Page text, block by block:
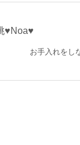
♥Noa♥
お手入れをし